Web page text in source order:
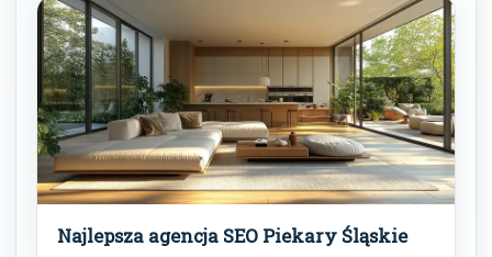
Najlepsza agencja SEO Piekary Śląskie